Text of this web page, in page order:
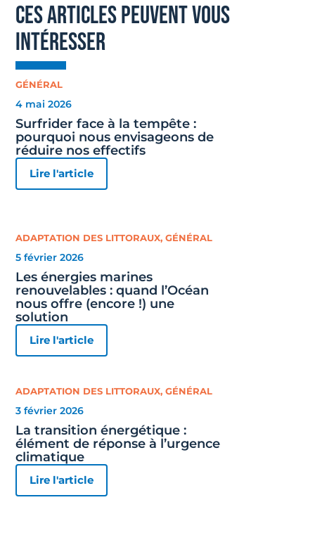
ces articles peuvent vous
intéresser
GÉNÉRAL
4 mai 2026
Surfrider face à la tempête :
pourquoi nous envisageons de
réduire nos effectifs
Lire l'article
ADAPTATION DES LITTORAUX,GÉNÉRAL
5 février 2026
Les énergies marines
renouvelables : quand l’Océan
nous offre (encore !) une
solution
Lire l'article
ADAPTATION DES LITTORAUX,GÉNÉRAL
3 février 2026
La transition énergétique :
élément de réponse à l’urgence
climatique
Lire l'article